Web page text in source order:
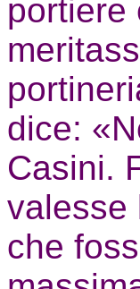
portiere
dice:
Casini.
valesse
che